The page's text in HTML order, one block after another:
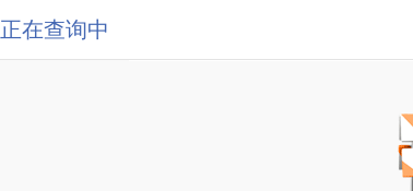
正在查询中